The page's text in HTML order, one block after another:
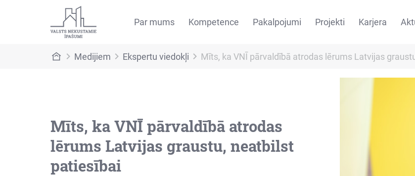
Par mums Kompetence Pakalpojumi Projekti Karjera
Medijiem Ekspertu viedokļi Mīts, ka VNĪ pārvaldībā atrodas lērums Latvijas
Mīts, ka VNĪ pārvaldībā atrodas
lērums Latvijas graustu, neatbilst
patiesībai